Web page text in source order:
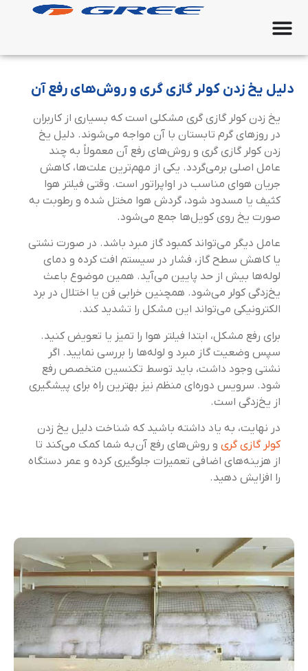
دلیل یخ زدن کولر گازی گری و روش‌های رفع آن
یخ زدن کولر گازی گری مشکلی است که بسیاری از کاربران
در روزهای گرم تابستان با آن مواجه می‌شوند. دلیل یخ
زدن کولر گازی گری و روش‌های رفع آن معمولاً به چند
عامل اصلی برمی‌گردد. یکی از مهم‌ترین علت‌ها، کاهش
جریان هوای مناسب در اواپراتور است. وقتی فیلتر هوا
کثیف یا مسدود شود، گردش هوا مختل شده و رطوبت به
صورت یخ روی کویل‌ها جمع می‌شود.
عامل دیگر می‌تواند کمبود گاز مبرد باشد. در صورت نشتی
یا کاهش سطح گاز، فشار در سیستم افت کرده و دمای
لوله‌ها بیش از حد پایین می‌آید. همین موضوع باعث
یخ‌زدگی کولر می‌شود. همچنین خرابی فن یا اختلال در برد
الکترونیکی می‌تواند این مشکل را تشدید کند.
برای رفع مشکل، ابتدا فیلتر هوا را تمیز یا تعویض کنید.
سپس وضعیت گاز مبرد و لوله‌ها را بررسی نمایید. اگر
نشتی وجود داشت، باید توسط تکنسین متخصص رفع
شود. سرویس دوره‌ای منظم نیز بهترین راه برای پیشگیری
از یخ‌زدگی است.
در نهایت، به یاد داشته باشید که شناخت دلیل یخ زدن
کولر گازی گری و روش‌های رفع آن به شما کمک می‌کند تا
از هزینه‌های اضافی تعمیرات جلوگیری کرده و عمر دستگاه
را افزایش دهید.